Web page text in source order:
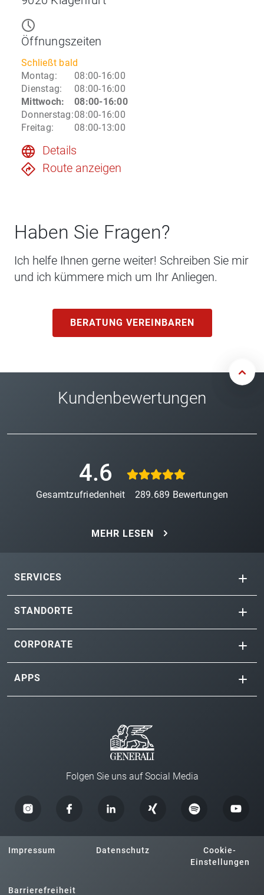
Öffnungszeiten
Schließt bald
Montag:
08:00-16:00
Dienstag:
08:00-16:00
Mittwoch:
08:00-16:00
Donnerstag:08:00-16:00
Freitag: 08:00-13:00
Details
Route anzeigen
Haben Sie Fragen?
Ich helfe Ihnen gerne weiter! Schreiben Sie mir
und ich kümmere mich um Ihr Anliegen.
BERATUNG VEREINBAREN
Kundenbewertungen
4.6
Gesamtzufriedenheit 289.689 Bewertungen
MEHR LESEN
SERVICES
STANDORTE
CORPORATE
APPS
Folgen Sie uns auf Social Media
Impressum Datenschutz
Cookie-
Einstellungen
Barrierefreiheit